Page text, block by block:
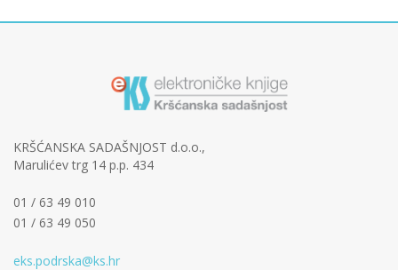
KRŠĆANSKA SADAŠNJOST d.o.o.,
Marulićev trg 14 p.p. 434
01 / 63 49 010
01 / 63 49 050
eks.podrska@ks.hr